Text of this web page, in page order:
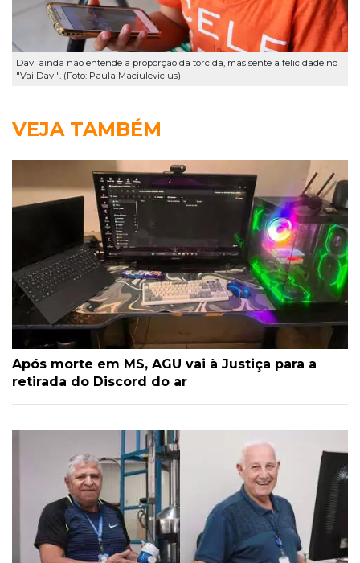
Davi ainda não entende a proporção da torcida, mas sente a felicidade no
"Vai Davi". (Foto: Paula Maciulevicius)
VEJA TAMBÉM
Após morte em MS, AGU vai à Justiça para a
retirada do Discord do ar